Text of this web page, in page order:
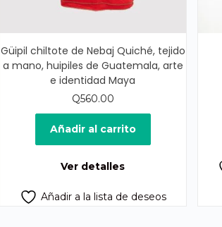
Güipil chiltote de Nebaj Quiché, tejido
a mano, huipiles de Guatemala, arte
e identidad Maya
Q560.00
Añadir al carrito
Ver detalles
Añadir a la lista de deseos